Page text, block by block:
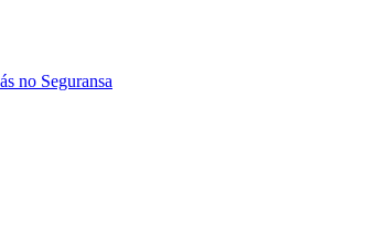
no Seguransa